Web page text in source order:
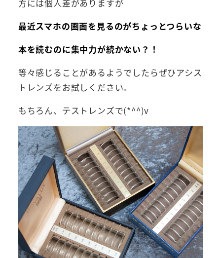
方には個人差がありますが
最近スマホの画面を見るのがちょっとつらいな
本を読むのに集中力が続かない？！
等々感じることがあるようでしたらぜひアシス
トレンズをお試しください。
もちろん、テストレンズで(*^^)v